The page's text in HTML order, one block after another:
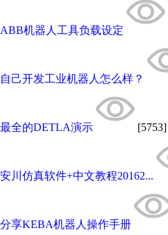
ABB机器人工具负载设定
自己开发工业机器人怎么样？
最全的DETLA演示 [5753]
安川仿真软件+中文教程20162...
分享KEBA机器人操作手册